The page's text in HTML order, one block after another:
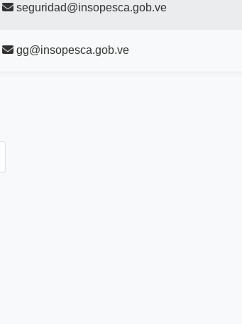
seguridad@insopesca.gob.ve
gg@insopesca.gob.ve